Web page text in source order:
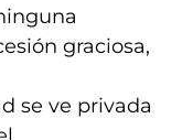
graciosa,
se ve privada